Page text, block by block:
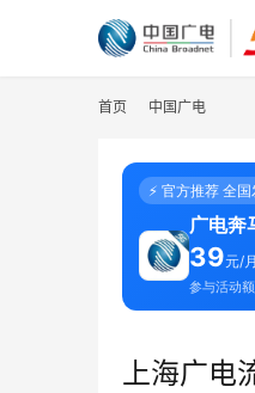
首页 中国广电
⚡ 官方推荐 全
广电奔
39元/月
参与活动
上海广电